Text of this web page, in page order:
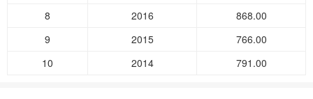
8
2016
868.00
9
2015
766.00
10
2014 791.00